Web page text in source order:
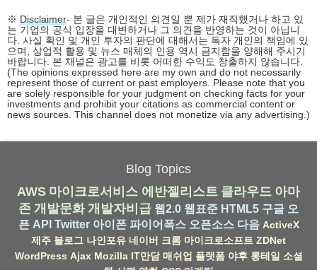
※ Disclaimer- 본 글은 개인적인 의견일 뿐 제가 재직했거나 하고 있
는 기업의 공식 입장을 대변하거나 그 의견을 반영하는 것이 아닙니
다. 사실 확인 및 개인 투자의 판단에 대해서는 독자 개인의 책임에 있
으며, 상업적 활용 및 뉴스 매체의 인용 역시 금지함을 양해해 주시기
바랍니다. 본 채널은 광고를 비롯 어떠한 수익도 창출하지 않습니다.
(The opinions expressed here are my own and do not necessarily
represent those of current or past employers. Please note that you
are solely responsible for your judgment on checking facts for your
investments and prohibit your citations as commercial content or
news sources. This channel does not monetize via any advertising.)
Blog Topics
AWS 마이크로서비스 에반젤리스트 클라우드 아마
존 개발문화 개발자비급 웹2.0 웹표준 HTML5 구글 오
픈 API Twitter 아이폰 파이어폭스 오픈소스 다음 ActiveX
제주 블로그 나인포유 네이버 크롬 마이크로소프트 ZDNet
WordPress Ajax Mozilla IT만담 매쉬업 플랫폼 야후 롱테일 소셜